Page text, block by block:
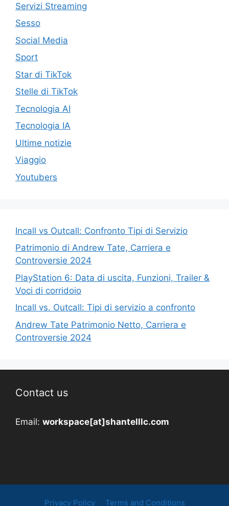
Servizi Streaming
Sesso
Social Media
Sport
Star di TikTok
Stelle di TikTok
Tecnologia AI
Tecnologia IA
Ultime notizie
Viaggio
Youtubers
Incall vs Outcall: Confronto Tipi di Servizio
Patrimonio di Andrew Tate, Carriera e
Controversie 2024
PlayStation 6: Data di uscita, Funzioni, Trailer &
Voci di corridoio
Incall vs. Outcall: Tipi di servizio a confronto
Andrew Tate Patrimonio Netto, Carriera e
Controversie 2024
Contact us
Email: workspace[at]shantelllc.com
Privacy Policy Terms and Conditions